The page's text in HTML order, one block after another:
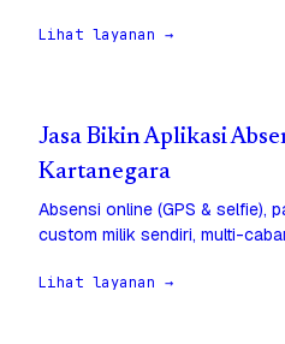
Lihat layanan →
Jasa Bikin Aplikasi
Kartanegara
Absensi online (GPS & selfie),
custom milik sendiri, multi-
Lihat layanan →